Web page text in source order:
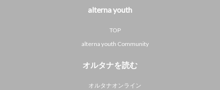
alterna youth
TOP
alterna youth Community
オルタナを読む
オルタナオンライン